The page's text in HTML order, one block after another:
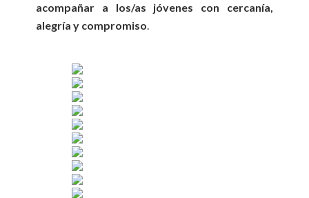
acompañar a los/as jóvenes con cercanía,
alegría y compromiso.